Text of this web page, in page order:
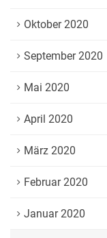
Oktober 2020
September 2020
Mai 2020
April 2020
März 2020
Februar 2020
Januar 2020